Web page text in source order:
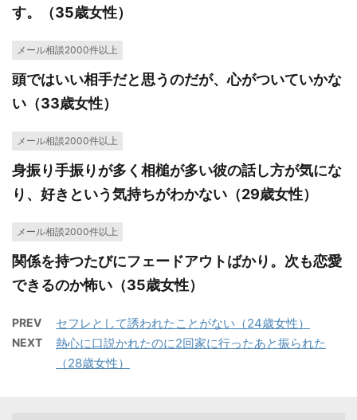
す。（35歳女性）
メール相談2000件以上
頭ではいい相手だと思うのだが、心がついていかな
い（33歳女性）
メール相談2000件以上
身振り手振りが多く相槌が多い彼の話し方が気にな
り、好きという気持ちがわかない（29歳女性）
メール相談2000件以上
関係を持つたびにフェードアウトばかり。次も恋愛
できるのか怖い（35歳女性）
PREV セフレとして誘われたことがない（24歳女性）
NEXT
熱心に口説かれたのに2回家に行ったあと振られた
（28歳女性）